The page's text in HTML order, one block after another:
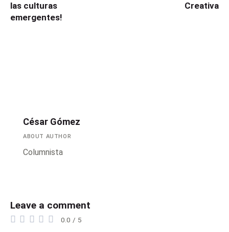
las culturas
emergentes!
Creativa
César Gómez
ABOUT AUTHOR
Columnista
Leave a comment
0.0 / 5